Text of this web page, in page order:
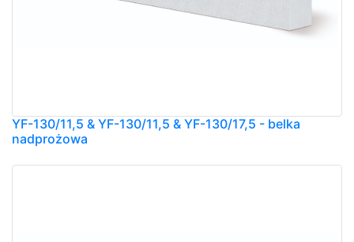
YF-130/11,5 & YF-130/11,5 & YF-130/17,5 - belka
nadprożowa